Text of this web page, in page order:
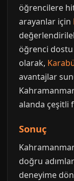
öğrencilere
arayanlar için
öğrenci
olarak,
avantajlar
alanda çeşitli
Sonuç
doğru
deneyime